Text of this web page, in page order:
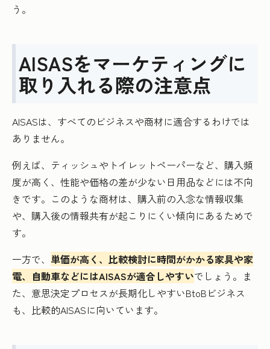
う。
AISASをマーケティングに
取り入れる際の注意点
AISASは、すべてのビジネスや商材に適合するわけでは
ありません。
例えば、ティッシュやトイレットペーパーなど、購入頻
度が高く、性能や価格の差が少ない日用品などには不向
きです。このような商材は、購入前の入念な情報収集
や、購入後の情報共有が起こりにくい傾向にあるためで
す。
一方で、 単価が高く、比較検討に時間がかかる家具や家
電、自動車などにはAISASが適合しやすいでしょう。ま
た、意思決定プロセスが長期化しやすいBtoBビジネス
も、比較的AISASに向いています。